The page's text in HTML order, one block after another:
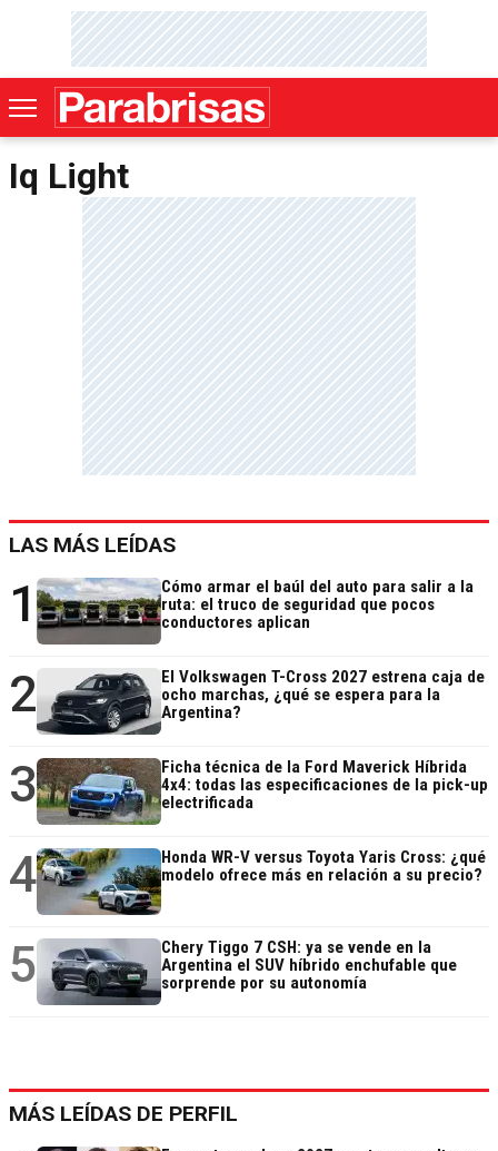
Iq Light
LAS MÁS LEÍDAS
1
Cómo armar el baúl del auto para salir a la
ruta: el truco de seguridad que pocos
conductores aplican
2
El Volkswagen T-Cross 2027 estrena caja de
ocho marchas, ¿qué se espera para la
Argentina?
3
Ficha técnica de la Ford Maverick Híbrida
4x4: todas las especificaciones de la pick-up
electrificada
4
Honda WR-V versus Toyota Yaris Cross: ¿qué
modelo ofrece más en relación a su precio?
5
Chery Tiggo 7 CSH: ya se vende en la
Argentina el SUV híbrido enchufable que
sorprende por su autonomía
MÁS LEÍDAS DE PERFIL